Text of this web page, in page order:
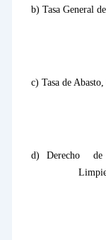
b) Tasa General
c) Tasa de
d) Derecho de